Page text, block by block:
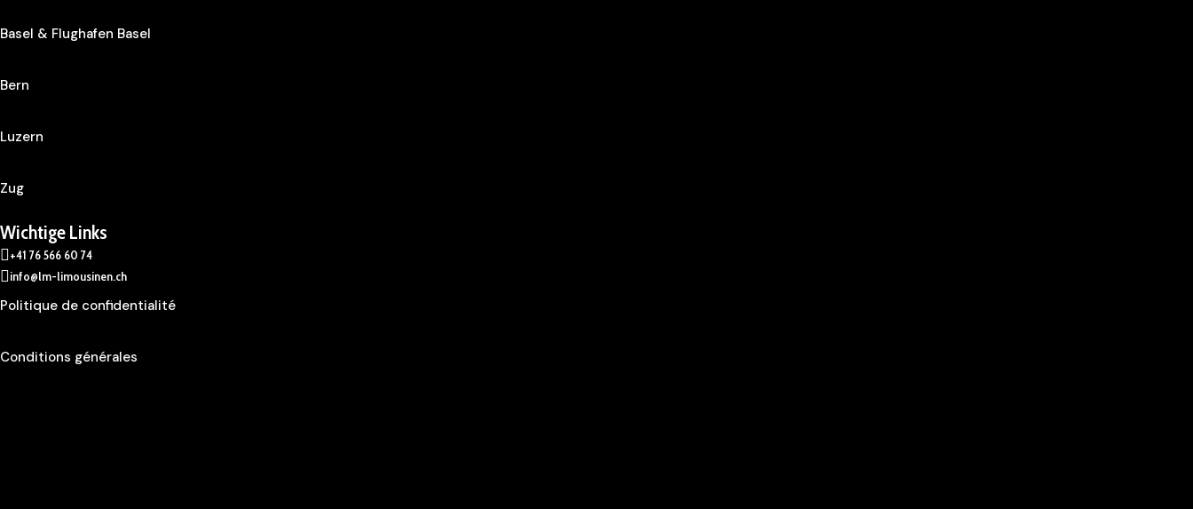
Basel & Flughafen Basel
Bern
Luzern
Zug
Wichtige Links
+41 76 566 60 74
info@lm-limousinen.ch
Politique de confidentialité
Conditions générales